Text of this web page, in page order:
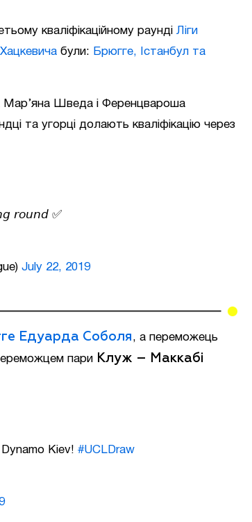
кваліфікаційному раунді Ліги
були: Брюгге, Істанбул та
Мар’яна Шведа і Ференцвароша
та угорці долають кваліфікацію через
𝘳𝘰𝘶𝘯𝘥 ✅
July 22, 2019
Едуарда Соболя, а переможець
пари Клуж – Маккабі
Kiev! #UCLDraw